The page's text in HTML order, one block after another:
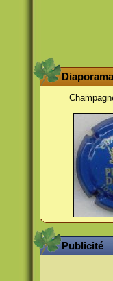
Diaporama
Publicité